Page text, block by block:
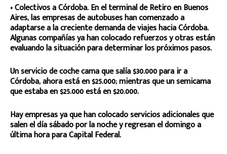
• Colectivos a Córdoba. En el terminal de Retiro en Buenos
Aires, las empresas de autobuses han comenzado a
adaptarse a la creciente demanda de viajes hacia Córdoba.
Algunas compañías ya han colocado refuerzos y otras están
evaluando la situación para determinar los próximos pasos.
Un servicio de coche cama que salía $30.000 para ir a
Córdoba, ahora está en $25.000; mientras que un semicama
que estaba en $25.000 está en $20.000.
Hay empresas ya que han colocado servicios adicionales que
salen el día sábado por la noche y regresan el domingo a
última hora para Capital Federal.